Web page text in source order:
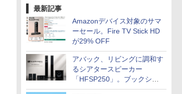
最新記事
Amazonデバイス対象のサマ
ーセール。Fire TV Stick HD
が29% OFF
アバック、リビングに調和す
るシアタースピーカー
「HFSP250」。ブックシェ
ルフはペア3万円以下